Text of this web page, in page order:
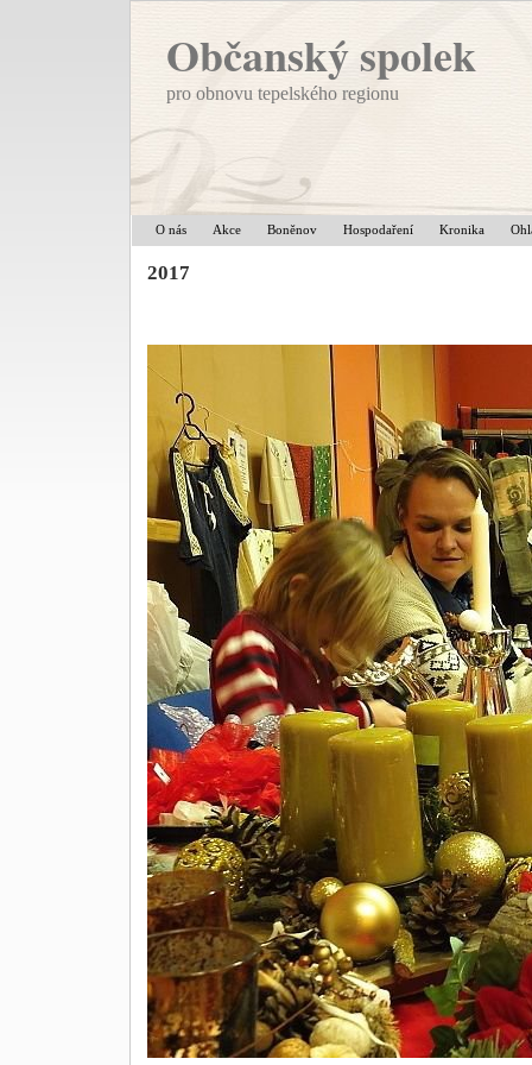
Občanský spolek
pro obnovu tepelského regionu
O nás Akce Boněnov Hospodaření Kronika
2017